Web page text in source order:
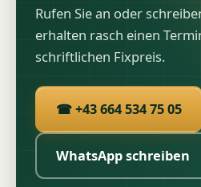
Rufen Sie an oder
erhalten rasch einen
schriftlichen Fixpreis.
☎ +43 664 534 75 05
WhatsApp schreiben